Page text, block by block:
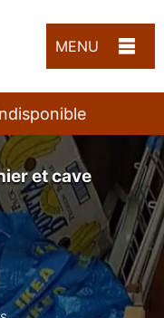
MENU
et cave